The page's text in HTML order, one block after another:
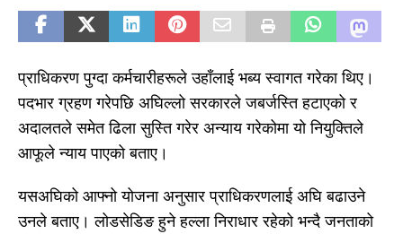
प्राधिकरण पुग्दा कर्मचारीहरूले उहाँलाई भब्य स्वागत गरेका थिए।
पदभार ग्रहण गरेपछि अघिल्लो सरकारले जबर्जस्ति हटाएको र
अदालतले समेत ढिला सुस्ति गरेर अन्याय गरेकोमा यो नियुक्तिले
आफूले न्याय पाएको बताए।
यसअघिको आफ्नो योजना अनुसार प्राधिकरणलाई अघि बढाउने
उनले बताए। लोडसेडिङ हुने हल्ला निराधार रहेको भन्दै जनताको